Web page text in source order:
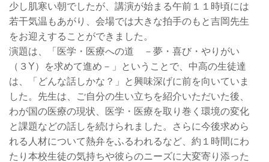
少し肌寒い朝でしたが、講演が始まる午前１１時頃には
若干気温もあがり、会場では大きな拍手のもと吉岡先生
をお迎えすることができました。
演題は、「医学・医療への道 －夢・喜び・やりがい
（３Y）を求めて進め－」ということで、中高の生徒達
は、「どんな話しかな？」と興味深げに前を向いていま
した。先生は、ご自分の生い立ちを紹介いただいた後、
わが国の医療の現状、医学・医療を取り巻く環境の変化
と課題などの話しを続けられました。さらに今後求めら
れる人材について熱弁をふるわれるなど、約１時間にわ
たり本校生徒の気持ちや彼らのニーズに大変寄り添った